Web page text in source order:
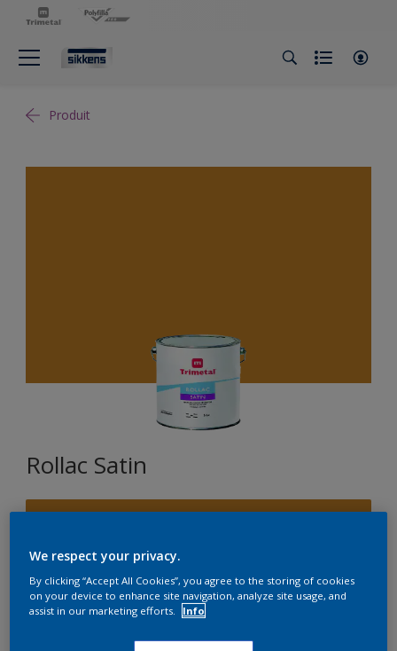
Produit
Rollac Satin
Format
1L 5L
We respect your privacy.
By clicking “Accept All Cookies”, you agree to the storing of cookies
on your device to enhance site navigation, analyze site usage, and
assist in our marketing efforts.
Info